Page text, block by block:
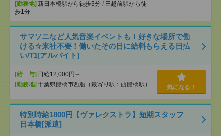
[勤務地] 新日本橋駅から徒歩3分 / 三越前駅から徒
歩1分
サマソニなど人気音楽イベントも！好きな場所で働
ける☆来社不要！働いたその日に給料もらえる日払
い/T1[アルバイト]
[給 与] 日給12,000円～
[勤務地] 千葉県船橋市西船（最寄り駅：西船橋駅） 気になる！
特別時給1800円【ヴァレクストラ】短期スタッフ
日本橋[派遣]